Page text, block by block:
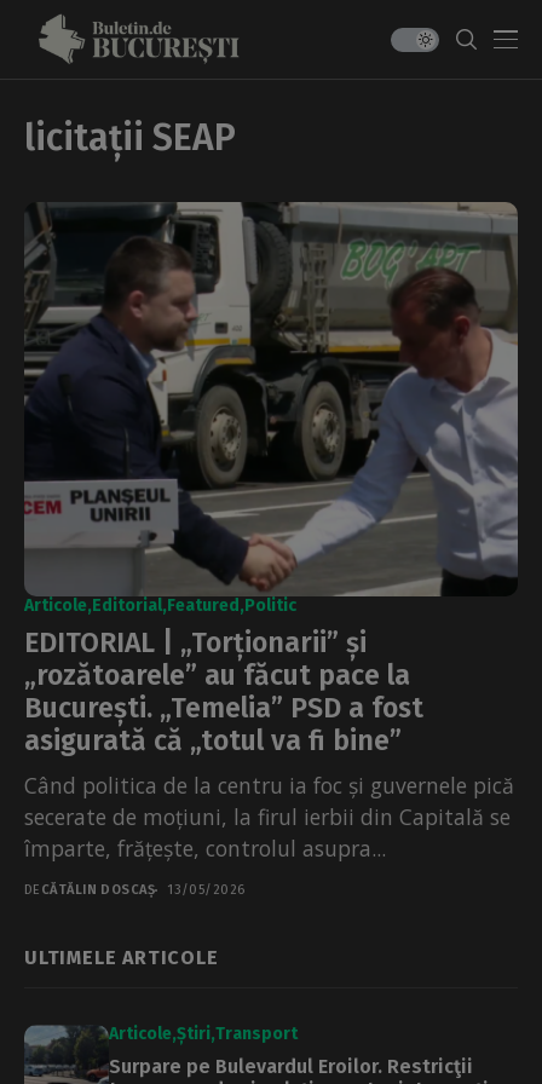
licitații SEAP
Articole Editorial Featured Politic
EDITORIAL | „Torționarii” și
„rozătoarele” au făcut pace la
București. „Temelia” PSD a fost
asigurată că „totul va fi bine”
Când politica de la centru ia foc și guvernele pică
secerate de moțiuni, la firul ierbii din Capitală se
împarte, frățește, controlul asupra...
DE CĂTĂLIN DOSCAȘ 13/05/2026
ULTIMELE ARTICOLE
Articole Știri Transport
Surpare pe Bulevardul Eroilor. Restricţii